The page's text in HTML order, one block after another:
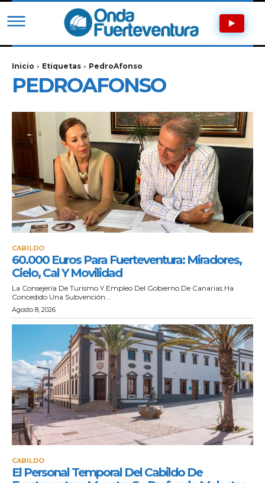
Inicio Etiquetas PedroAfonso
PEDROAFONSO
CABILDO
60.000 Euros Para Fuerteventura: Miradores,
Cielo, Cal Y Movilidad
La Consejería De Turismo Y Empleo Del Gobierno De Canarias Ha
Concedido Una Subvención...
Agosto 8, 2026
CABILDO
El Personal Temporal Del Cabildo De